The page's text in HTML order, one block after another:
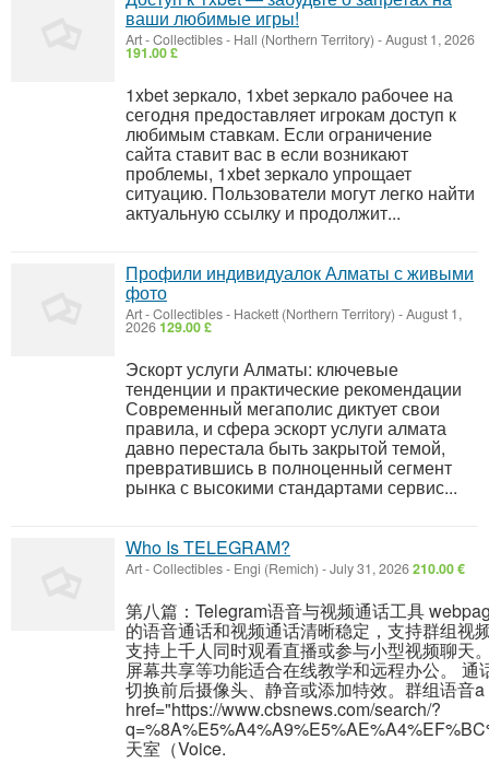
ваши любимые игры!
Art - Collectibles- Hall (Northern Territory) -August 1, 2026
191.00 £
1xbet зеркало, 1xbet зеркало рабочее на
сегодня предоставляет игрокам доступ к
любимым ставкам. Если ограничение
сайта ставит вас в если возникают
проблемы, 1xbet зеркало упрощает
ситуацию. Пользователи могут легко найти
актуальную ссылку и продолжит...
Профили индивидуалок Алматы с живыми
фото
Art - Collectibles- Hackett (Northern Territory) -August 1,
2026129.00 £
Эскорт услуги Алматы: ключевые
тенденции и практические рекомендации
Современный мегаполис диктует свои
правила, и сфера эскорт услуги алмата
давно перестала быть закрытой темой,
превратившись в полноценный сегмент
рынка с высокими стандартами сервис...
Who Is TELEGRAM?
Art - Collectibles- Engi (Remich) -July 31, 2026210.00 €
第八篇：Telegram语音与视频通话工具
的语音通话和视频通话清晰稳定，支持群组视
支持上千人同时观看直播或参与小型视频聊天
屏幕共享等功能适合在线教学和远程办公。 通
切换前后摄像头、静音或添加特效。群组语音a
href="https://www.cbsnews.com/search/?
天室（Voice.